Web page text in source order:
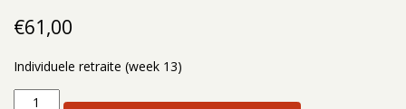
€61,00
Individuele retraite (week 13)
Individuele